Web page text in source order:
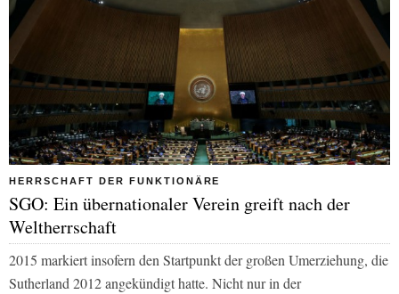
HERRSCHAFT DER FUNKTIONÄRE
SGO: Ein übernationaler Verein greift nach der
Weltherrschaft
2015 markiert insofern den Startpunkt der großen Umerziehung, die
Sutherland 2012 angekündigt hatte. Nicht nur in der